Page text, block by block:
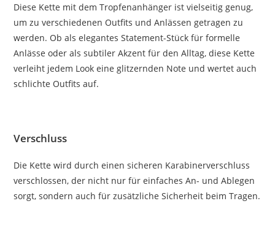
Diese Kette mit dem Tropfenanhänger ist vielseitig genug,
um zu verschiedenen Outfits und Anlässen getragen zu
werden. Ob als elegantes Statement-Stück für formelle
Anlässe oder als subtiler Akzent für den Alltag, diese Kette
verleiht jedem Look eine glitzernden Note und wertet auch
schlichte Outfits auf.
Verschluss
Die Kette wird durch einen sicheren Karabinerverschluss
verschlossen, der nicht nur für einfaches An- und Ablegen
sorgt, sondern auch für zusätzliche Sicherheit beim Tragen.